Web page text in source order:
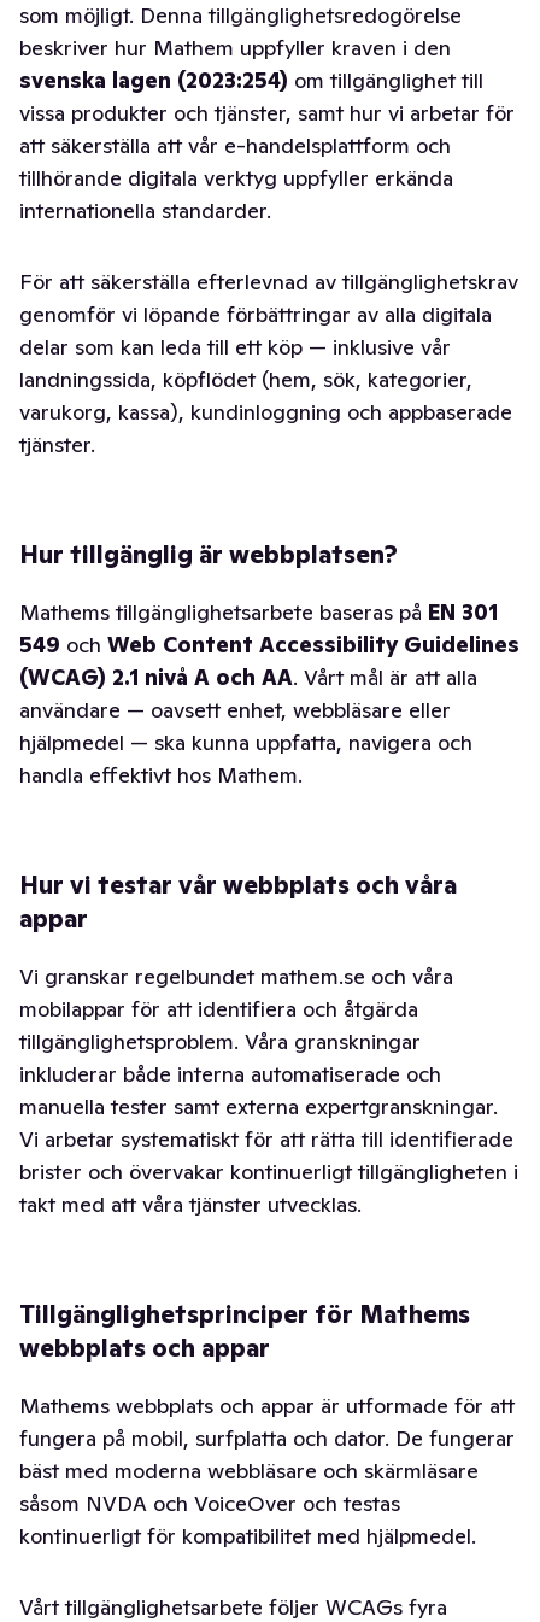
som möjligt. Denna tillgänglighetsredogörelse
beskriver hur Mathem uppfyller kraven i den
svenska lagen (2023:254) om tillgänglighet till
vissa produkter och tjänster, samt hur vi arbetar för
att säkerställa att vår e-handelsplattform och
tillhörande digitala verktyg uppfyller erkända
internationella standarder.
För att säkerställa efterlevnad av tillgänglighetskrav
genomför vi löpande förbättringar av alla digitala
delar som kan leda till ett köp — inklusive vår
landningssida, köpflödet (hem, sök, kategorier,
varukorg, kassa), kundinloggning och appbaserade
tjänster.
Hur tillgänglig är webbplatsen?
Mathems tillgänglighetsarbete baseras på EN 301
549 och Web Content Accessibility Guidelines
(WCAG) 2.1 nivå A och AA. Vårt mål är att alla
användare — oavsett enhet, webbläsare eller
hjälpmedel — ska kunna uppfatta, navigera och
handla effektivt hos Mathem.
Hur vi testar vår webbplats och våra
appar
Vi granskar regelbundet mathem.se och våra
mobilappar för att identifiera och åtgärda
tillgänglighetsproblem. Våra granskningar
inkluderar både interna automatiserade och
manuella tester samt externa expertgranskningar.
Vi arbetar systematiskt för att rätta till identifierade
brister och övervakar kontinuerligt tillgängligheten i
takt med att våra tjänster utvecklas.
Tillgänglighetsprinciper för Mathems
webbplats och appar
Mathems webbplats och appar är utformade för att
fungera på mobil, surfplatta och dator. De fungerar
bäst med moderna webbläsare och skärmläsare
såsom NVDA och VoiceOver och testas
kontinuerligt för kompatibilitet med hjälpmedel.
Vårt tillgänglighetsarbete följer WCAGs fyra